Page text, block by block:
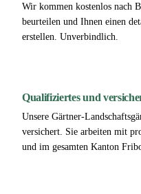
Wir kommen kostenlos nach
beurteilen und Ihnen einen
erstellen. Unverbindlich.
Qualifiziertes und
Unsere Gärtner-
versichert. Sie arbeiten mit
und im gesamten Kanton